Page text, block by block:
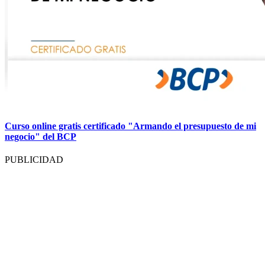
Curso online gratis certificado "Armando el presupuesto de mi
negocio" del BCP
PUBLICIDAD